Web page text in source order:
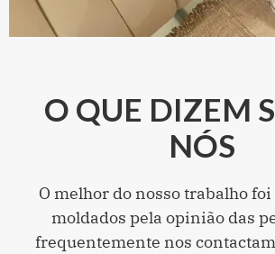
O QUE DIZEM
NÓS
O melhor do nosso trabalho
moldados pela opinião das
frequentemente nos